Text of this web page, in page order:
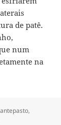
de patê.
num
na
Categorias
antepasto,